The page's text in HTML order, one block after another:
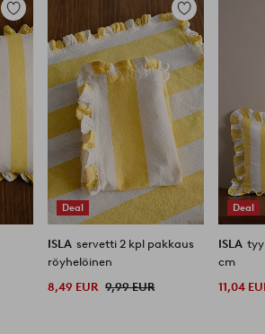
Lisää
suosikkeihin
Deal
Lisää
suosikkeihin
ISLA servetti 2 kpl pakkaus
röyhelöinen
8,49 EUR 9,99 EUR
Deal
ISLA
cm
11,04